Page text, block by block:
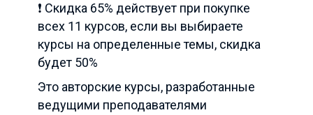
❗️ Скидка 65% действует при покупке
всех 11 курсов, если вы выбираете
курсы на определенные темы, скидка
будет 50%
Это авторские курсы, разработанные
ведущими преподавателями